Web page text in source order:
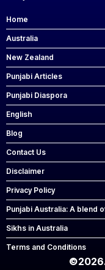
Home
Australia
New Zealand
Punjabi Articles
Punjabi Diaspora
English
Blog
Contact Us
Disclaimer
Privacy Policy
Punjabi Australia: A blend
Sikhs in Australia
Terms and Conditions